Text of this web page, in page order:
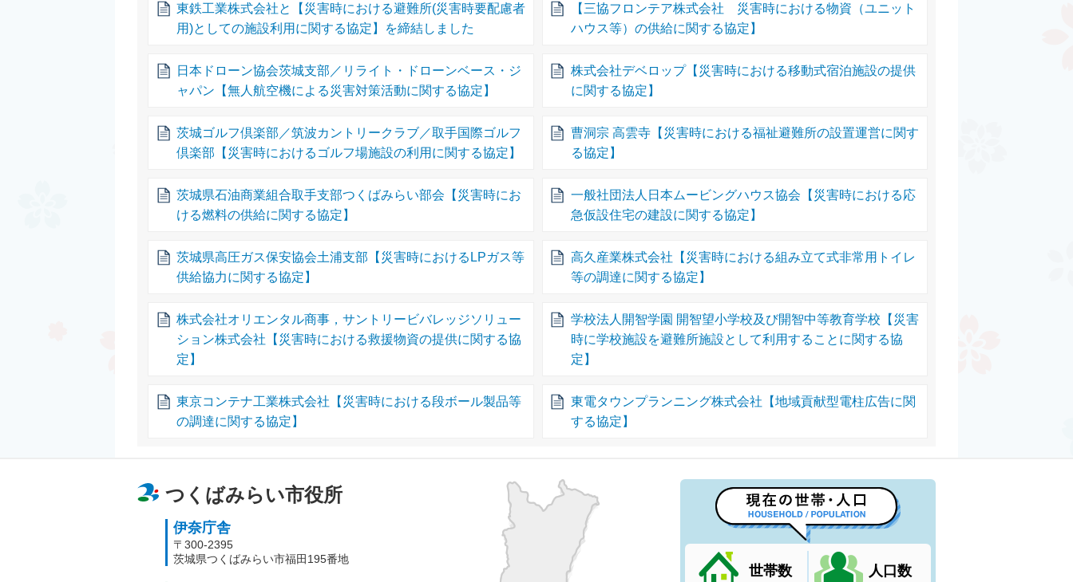
東鉄工業株式会社と【災害時における避難所(災害時要配慮者
用)としての施設利用に関する協定】を締結しました
【三協フロンテア株式会社 災害時における物資（ユニット
ハウス等）の供給に関する協定】
日本ドローン協会茨城支部／リライト・ドローンベース・ジ
ャパン【無人航空機による災害対策活動に関する協定】
株式会社デベロップ【災害時における移動式宿泊施設の提供
に関する協定】
茨城ゴルフ倶楽部／筑波カントリークラブ／取手国際ゴルフ
倶楽部【災害時におけるゴルフ場施設の利用に関する協定】
曹洞宗 高雲寺【災害時における福祉避難所の設置運営に関す
る協定】
茨城県石油商業組合取手支部つくばみらい部会【災害時にお
ける燃料の供給に関する協定】
一般社団法人日本ムービングハウス協会【災害時における応
急仮設住宅の建設に関する協定】
茨城県高圧ガス保安協会土浦支部【災害時におけるLPガス等
供給協力に関する協定】
高久産業株式会社【災害時における組み立て式非常用トイレ
等の調達に関する協定】
株式会社オリエンタル商事，サントリービバレッジソリュー
ション株式会社【災害時における救援物資の提供に関する協
定】
学校法人開智学園 開智望小学校及び開智中等教育学校【災害
時に学校施設を避難所施設として利用することに関する協
定】
東京コンテナ工業株式会社【災害時における段ボール製品等
の調達に関する協定】
東電タウンプランニング株式会社【地域貢献型電柱広告に関
する協定】
つくばみらい市役所
伊奈庁舎
〒300-2395
茨城県つくばみらい市福田195番地